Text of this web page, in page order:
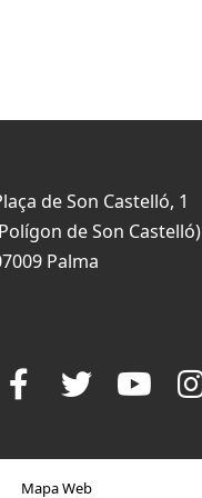
de Son Castelló, 1
de Son Castelló)
Palma
Mapa Web